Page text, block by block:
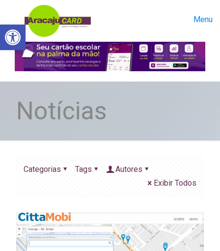
Abrir a barra de ferramentas
Menu
Notícias
Categorias Tags
Autores
Exibir Todos